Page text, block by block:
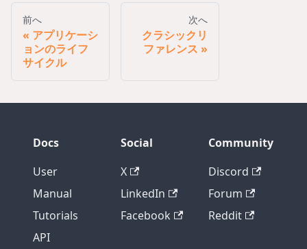
前へ
アプリケーシ
ョンのライフ
サイクル
次へ
クラシックリ
ファレンス
Docs
User
Manual
Tutorials
API
Social
X
LinkedIn
Facebook
Community
Discord
Forum
Reddit